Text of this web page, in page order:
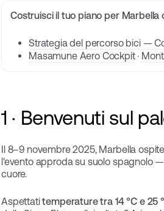
Costruisci il tuo piano per Marbella
Strategia del percorso bici —
Masamune Aero Cockpit·
1 · Benvenuti sul
Il 8–9 novembre 2025, Marbella
l'evento approda su suolo spagnolo
cuore.
Aspettatitemperature tra 14 °C e 25